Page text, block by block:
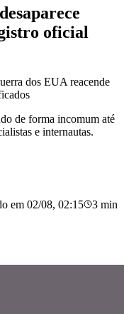
oficial
dos EUA reacende
de forma incomum até
e internautas.
em 02/08, 02:15
3 min